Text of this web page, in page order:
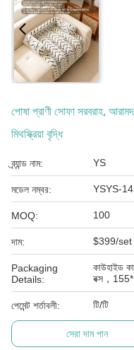
পোষা প্রাণী সোফা সরবরাহ,
মিথস্ক্রিয়া বৃদ্ধি
ব্র্যান্ড নাম: YS
মডেল নম্বর: YSYS-
MOQ: 100
দাম: $399/set
Packaging
Details:
কাউহাইড
বক্স，
পেমেন্ট শর্তাবলী: টি/টি
সেরা দাম পান